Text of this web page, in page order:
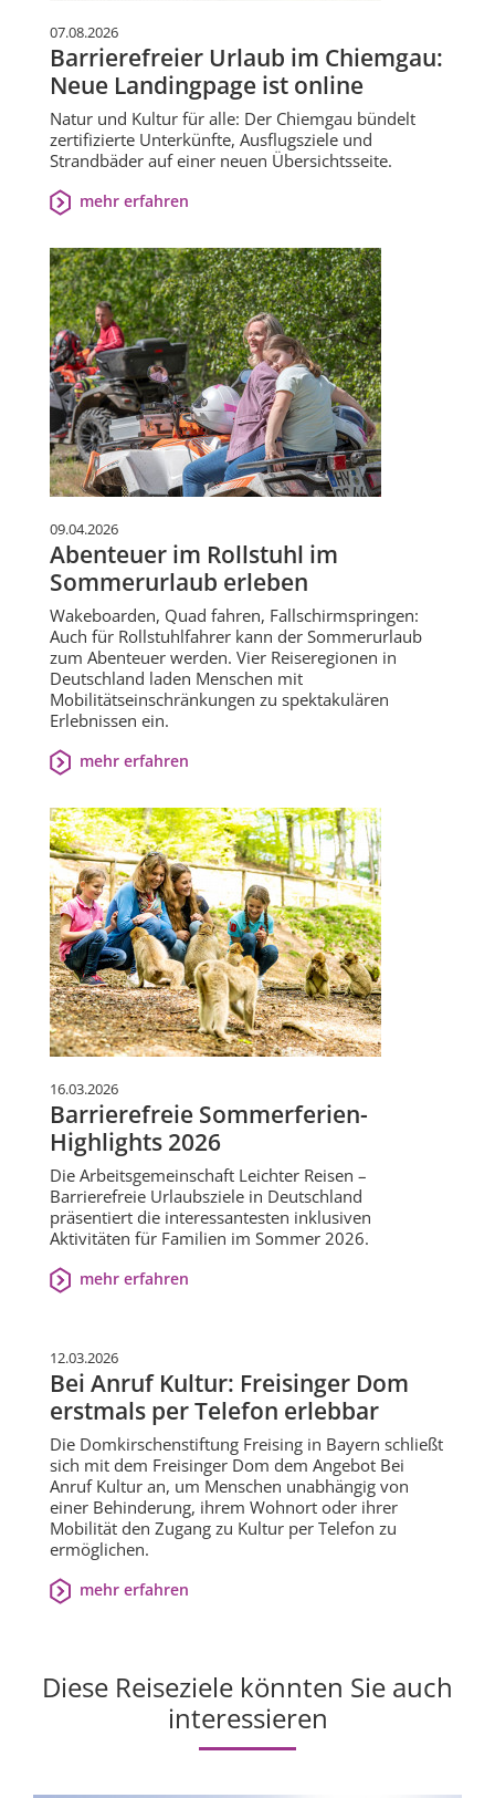
07.08.2026
Barrierefreier Urlaub im Chiemgau:
Neue Landingpage ist online
Natur und Kultur für alle: Der Chiemgau bündelt
zertifizierte Unterkünfte, Ausflugsziele und
Strandbäder auf einer neuen Übersichtsseite.
mehr erfahren
09.04.2026
Abenteuer im Rollstuhl im
Sommerurlaub erleben
Wakeboarden, Quad fahren, Fallschirmspringen:
Auch für Rollstuhlfahrer kann der Sommerurlaub
zum Abenteuer werden. Vier Reiseregionen in
Deutschland laden Menschen mit
Mobilitätseinschränkungen zu spektakulären
Erlebnissen ein.
mehr erfahren
16.03.2026
Barrierefreie Sommerferien-
Highlights 2026
Die Arbeitsgemeinschaft Leichter Reisen –
Barrierefreie Urlaubsziele in Deutschland
präsentiert die interessantesten inklusiven
Aktivitäten für Familien im Sommer 2026.
mehr erfahren
12.03.2026
Bei Anruf Kultur: Freisinger Dom
erstmals per Telefon erlebbar
Die Domkirschenstiftung Freising in Bayern schließt
sich mit dem Freisinger Dom dem Angebot Bei
Anruf Kultur an, um Menschen unabhängig von
einer Behinderung, ihrem Wohnort oder ihrer
Mobilität den Zugang zu Kultur per Telefon zu
ermöglichen.
mehr erfahren
Diese Reiseziele könnten Sie auch
interessieren